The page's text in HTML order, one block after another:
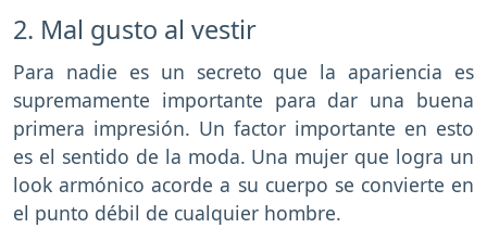
2. Mal gusto al vestir
Para nadie es un secreto que la apariencia es
supremamente importante para dar una buena
primera impresión. Un factor importante en esto
es el sentido de la moda. Una mujer que logra un
look armónico acorde a su cuerpo se convierte en
el punto débil de cualquier hombre.